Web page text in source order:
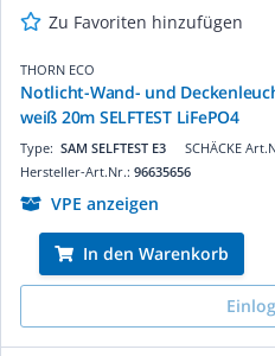
Zu Favoriten hinzufügen
THORN ECO
Notlicht-Wand- und
weiß 20m SELFTEST LiFePO4
SCHÄCKE
Type: SAM SELFTEST E3
Hersteller-Art.Nr.: 96635656
VPE anzeigen
In den Warenkorb